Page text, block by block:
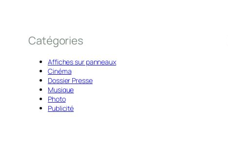
Catégories
Affiches sur panneaux
Cinéma
Dossier Presse
Musique
Photo
Publicité